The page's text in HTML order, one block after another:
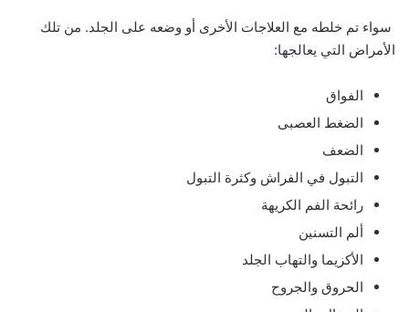
سواء تم خلطه مع العلاجات الأخرى أو وضعه على الجلد. من تلك
الأمراض التي يعالجها:
الفواق
الضغط العصبى
الضعف
التبول في الفراش وكثرة التبول
رائحة الفم الكريهة
ألم التسنين
الأكزيما والتهاب الجلد
الحروق والجروح